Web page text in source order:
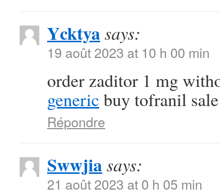
Ycktyasays:
19 août 2023 at 10 h 00 min
order zaditor 1 mg
generic buy tofranil sale
Répondre
Swwjiasays:
21 août 2023 at 0 h 05 min